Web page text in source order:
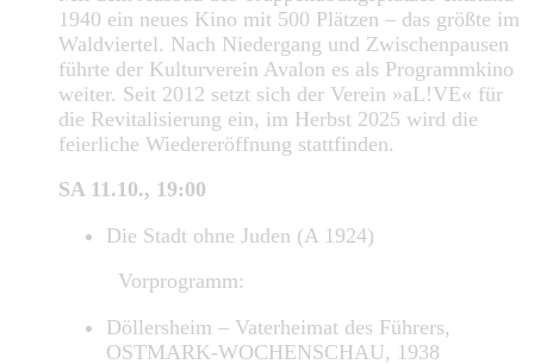
1940 ein neues Kino mit 500 Plätzen – das größte im
Waldviertel. Nach Niedergang und Zwischenpausen
führte der Kulturverein Avalon es als Programmkino
weiter. Seit 2012 setzt sich der Verein »aL!VE« für
die Revitalisierung ein, im Herbst 2025 wird die
feierliche Wiedereröffnung stattfinden.
SA 11.10., 19:00
Die Stadt ohne Juden (A 1924)
Vorprogramm:
Döllersheim – Vaterheimat des Führers,
OSTMARK-WOCHENSCHAU, 1938